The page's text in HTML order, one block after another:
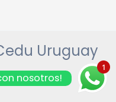
Uruguay
1
nosotros!